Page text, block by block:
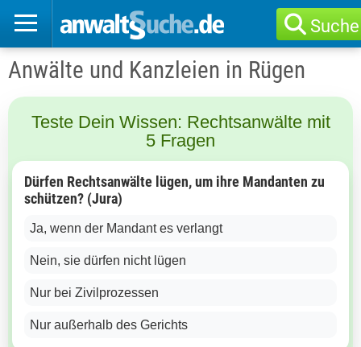
Suche
Anwälte und Kanzleien in Rügen
Teste Dein Wissen: Rechtsanwälte mit
5 Fragen
Dürfen Rechtsanwälte lügen, um ihre Mandanten zu
schützen? (Jura)
Ja, wenn der Mandant es verlangt
Nein, sie dürfen nicht lügen
Nur bei Zivilprozessen
Nur außerhalb des Gerichts